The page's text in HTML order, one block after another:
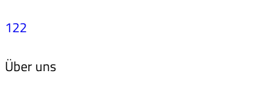
122
Über uns